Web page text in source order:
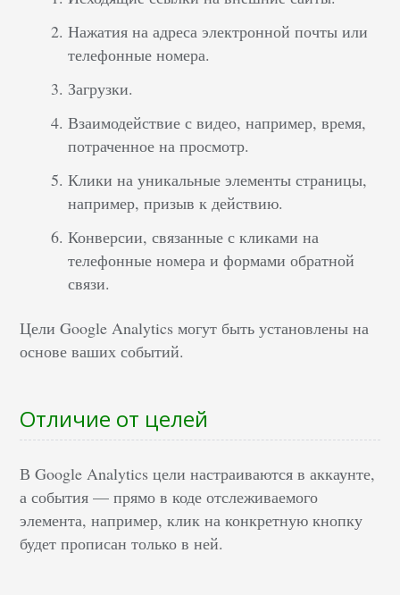
Нажатия на адреса электронной почты или
телефонные номера.
Загрузки.
Взаимодействие с видео, например, время,
потраченное на просмотр.
Клики на уникальные элементы страницы,
например, призыв к действию.
Конверсии, связанные с кликами на
телефонные номера и формами обратной
связи.
Цели Google Analytics могут быть установлены на
основе ваших событий.
Отличие от целей
В Google Analytics цели настраиваются в аккаунте,
а события — прямо в коде отслеживаемого
элемента, например, клик на конкретную кнопку
будет прописан только в ней.